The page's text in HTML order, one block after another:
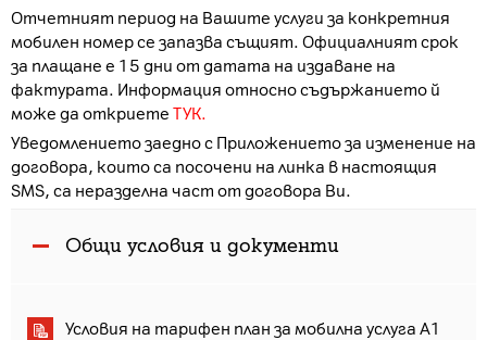
Отчетният период на Вашите услуги за конкретния
мобилен номер се запазва същият. Официалният срок
за плащане е 15 дни от датата на издаване на
фактурата. Информация относно съдържанието й
може да откриете ТУК.
Уведомлението заедно с Приложението за изменение на
договора, които са посочени на линка в настоящия
SMS, са неразделна част от договора Ви.
Общи условия и документи
Условия на тарифен план за мобилна услуга A1